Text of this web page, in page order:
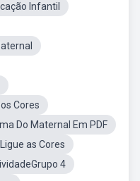
Infantil
Cores
Do Maternal Em PDF
as Cores
4